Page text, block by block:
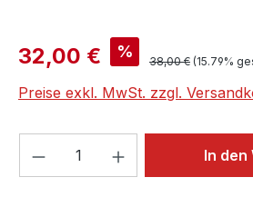
Verkaufspreis:
32,00 € % Regulärer Preis:
38,00 € (15.79%
Preise exkl. MwSt. zzgl.
Produkt Anzahl: GibIn den